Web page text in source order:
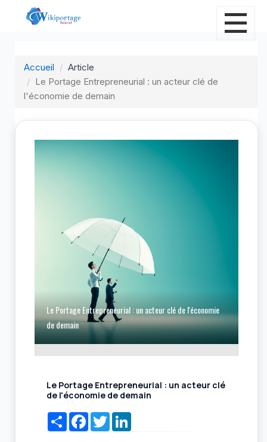
Accueil
Article
Le Portage Entrepreneurial : un acteur clé de
l'économie de demain
Le Portage Entrepreneurial : un acteur clé de l'économie
de demain
Le Portage Entrepreneurial : un acteur clé
de l'économie de demain
ShareFacebook
Twitter